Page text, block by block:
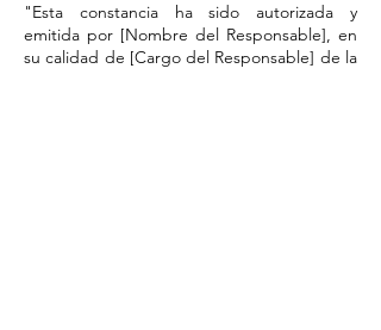
"Esta constancia ha sido autorizada y
emitida por [Nombre del Responsable], en
su calidad de [Cargo del Responsable] de la